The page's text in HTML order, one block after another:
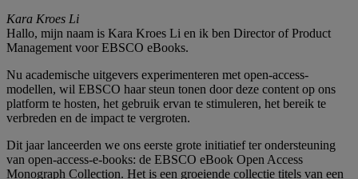
Kara Kroes Li
Hallo, mijn naam is Kara Kroes Li en ik ben Director of Product
Management voor EBSCO eBooks.
Nu academische uitgevers experimenteren met open-access-
modellen, wil EBSCO haar steun tonen door deze content op ons
platform te hosten, het gebruik ervan te stimuleren, het bereik te
verbreden en de impact te vergroten.
Dit jaar lanceerden we ons eerste grote initiatief ter ondersteuning
van open-access-e-books: de EBSCO eBook Open Access
Monograph Collection. Het is een groeiende collectie titels van een